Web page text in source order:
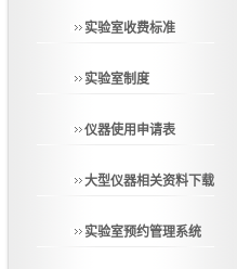
实验室收费标准
实验室制度
仪器使用申请表
大型仪器相关资料下载
实验室预约管理系统